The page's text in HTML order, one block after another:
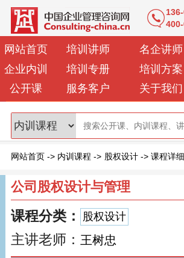
网站首页 培训讲师 名企讲师
企业内训
培训专册 培训方案
公开课
服务客户 关于我们
网站首页 -> 内训课程 -> 股权设计 -> 课程详细
公司股权设计与管理
课程分类： 股权设计
主讲老师： 王树忠